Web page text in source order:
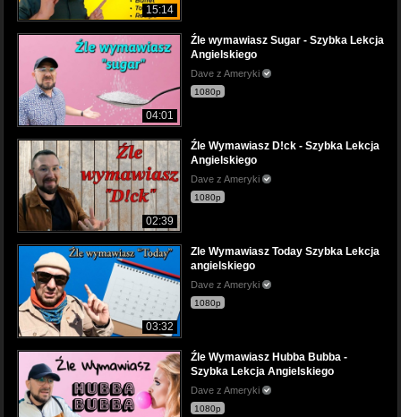
15:14
04:01
Źle wymawiasz Sugar - Szybka Lekcja
Angielskiego
Dave z Ameryki
1080p
02:39
Źle Wymawiasz D!ck - Szybka Lekcja
Angielskiego
Dave z Ameryki
1080p
03:32
Zle Wymawiasz Today Szybka Lekcja
angielskiego
Dave z Ameryki
1080p
Źle Wymawiasz Hubba Bubba -
Szybka Lekcja Angielskiego
Dave z Ameryki
1080p